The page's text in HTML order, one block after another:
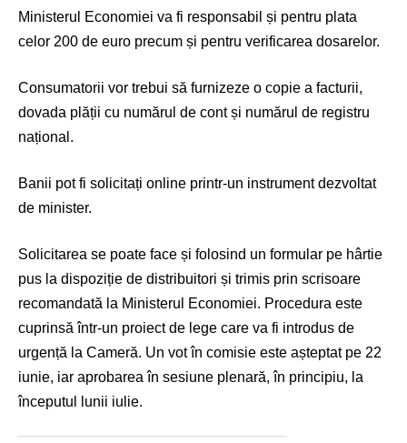
Ministerul Economiei va fi responsabil și pentru plata
celor 200 de euro precum și pentru verificarea dosarelor.
Consumatorii vor trebui să furnizeze o copie a facturii,
dovada plății cu numărul de cont și numărul de registru
național.
Banii pot fi solicitați online printr-un instrument dezvoltat
de minister.
Solicitarea se poate face și folosind un formular pe hârtie
pus la dispoziție de distribuitori și trimis prin scrisoare
recomandată la Ministerul Economiei. Procedura este
cuprinsă într-un proiect de lege care va fi introdus de
urgență la Cameră. Un vot în comisie este așteptat pe 22
iunie, iar aprobarea în sesiune plenară, în principiu, la
începutul lunii iulie.